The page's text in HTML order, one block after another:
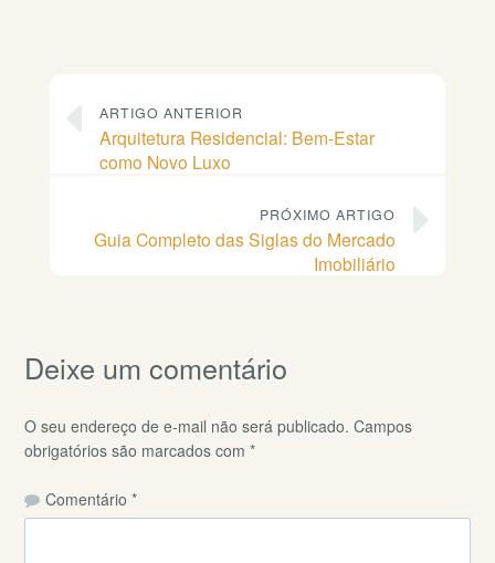
ARTIGO ANTERIOR
Arquitetura Residencial: Bem-Estar
como Novo Luxo
PRÓXIMO ARTIGO
Guia Completo das Siglas do Mercado
Imobiliário
Deixe um comentário
O seu endereço de e-mail não será publicado. Campos
obrigatórios são marcados com*
Comentário*